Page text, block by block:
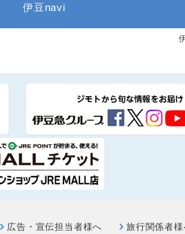
伊豆navi
広告・宣伝担当者様へ 旅行関係者様